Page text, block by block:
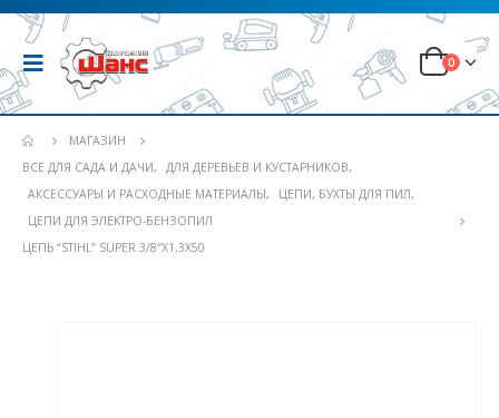
0
МАГАЗИН
ВСЕ ДЛЯ САДА И ДАЧИ, ДЛЯ ДЕРЕВЬЕВ И КУСТАРНИКОВ,
АКСЕССУАРЫ И РАСХОДНЫЕ МАТЕРИАЛЫ, ЦЕПИ, БУХТЫ ДЛЯ ПИЛ,
ЦЕПИ ДЛЯ ЭЛЕКТРО-БЕНЗОПИЛ
ЦЕПЬ “STIHL” SUPER 3/8″Х1,3Х50